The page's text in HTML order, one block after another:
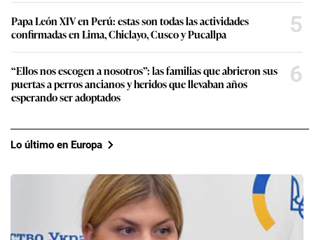
Papa León XIV en Perú: estas son todas las actividades
confirmadas en Lima, Chiclayo, Cusco y Pucallpa
5
“Ellos nos escogen a nosotros”: las familias que abrieron sus
puertas a perros ancianos y heridos que llevaban años
esperando ser adoptados
6
Lo último en Europa